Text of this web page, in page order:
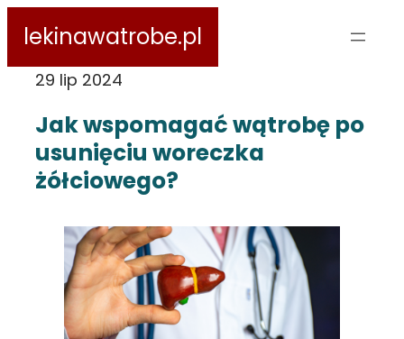
do
treści
lekinawatrobe.pl
29 lip 2024
Jak wspomagać wątrobę po
usunięciu woreczka
żółciowego?